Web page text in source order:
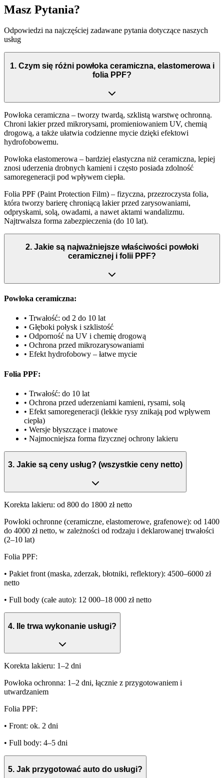
Masz Pytania?
Odpowiedzi na najczęściej zadawane pytania dotyczące naszych
usług
1. Czym się różni powłoka ceramiczna, elastomerowa i
folia PPF?
Powłoka ceramiczna – tworzy twardą, szklistą warstwę ochronną.
Chroni lakier przed mikrorysami, promieniowaniem UV, chemią
drogową, a także ułatwia codzienne mycie dzięki efektowi
hydrofobowemu.
Powłoka elastomerowa – bardziej elastyczna niż ceramiczna, lepiej
znosi uderzenia drobnych kamieni i często posiada zdolność
samoregeneracji pod wpływem ciepła.
Folia PPF (Paint Protection Film) – fizyczna, przezroczysta folia,
która tworzy barierę chroniącą lakier przed zarysowaniami,
odpryskami, solą, owadami, a nawet aktami wandalizmu.
Najtrwalsza forma zabezpieczenia (do 10 lat).
2. Jakie są najważniejsze właściwości powłoki
ceramicznej i folii PPF?
Powłoka ceramiczna:
• Trwałość: od 2 do 10 lat
• Głęboki połysk i szklistość
• Odporność na UV i chemię drogową
• Ochrona przed mikrozarysowaniami
• Efekt hydrofobowy – łatwe mycie
Folia PPF:
• Trwałość: do 10 lat
• Ochrona przed uderzeniami kamieni, rysami, solą
• Efekt samoregeneracji (lekkie rysy znikają pod wpływem
ciepła)
• Wersje błyszczące i matowe
• Najmocniejsza forma fizycznej ochrony lakieru
3. Jakie są ceny usług? (wszystkie ceny netto)
Korekta lakieru: od 800 do 1800 zł netto
Powłoki ochronne (ceramiczne, elastomerowe, grafenowe): od 1400
do 4000 zł netto, w zależności od rodzaju i deklarowanej trwałości
(2–10 lat)
Folia PPF:
• Pakiet front (maska, zderzak, błotniki, reflektory): 4500–6000 zł
netto
• Full body (całe auto): 12 000–18 000 zł netto
4. Ile trwa wykonanie usługi?
Korekta lakieru: 1–2 dni
Powłoka ochronna: 1–2 dni, łącznie z przygotowaniem i
utwardzaniem
Folia PPF:
• Front: ok. 2 dni
• Full body: 4–5 dni
5. Jak przygotować auto do usługi?